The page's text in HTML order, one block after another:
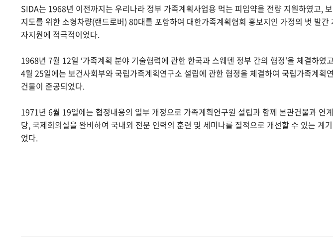
SIDA는 1968년 이전까지는 우리나라 정부 가족계획사업용 먹는 피임약을 전량 지원하였고,
지도를 위한 소형차량(랜드로버) 80대를 포함하여 대한가족계획협회 홍보지인 가정의 벗 발간
자지원에 적극적이었다.
1968년 7월 12일 ‘가족계획 분야 기술협력에 관한 한국과 스웨덴 정부 간의 협정’을 체결하였
4월 25일에는 보건사회부와 국립가족계획연구소 설립에 관한 협정을 체결하여 국립가족계획
건물이 준공되었다.
1971년 6월 19일에는 협정내용의 일부 개정으로 가족계획연구원 설립과 함께 본관건물과 연
당, 국제회의실을 완비하여 국내외 전문 인력의 훈련 및 세미나를 질적으로 개선할 수 있는 계
었다.